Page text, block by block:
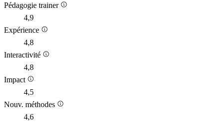
Pédagogie trainer
4,9
Expérience
4,8
Interactivité
4,8
Impact
4,5
Nouv. méthodes
4,6